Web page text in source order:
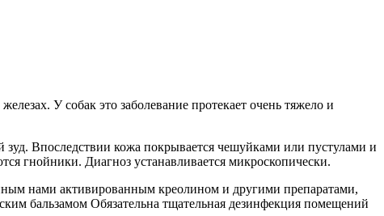
У собак это заболевание протекает очень тяжело и
Впоследствии кожа покрывается чешуйками или пустулами и
гнойники. Диагноз устанавливается микроскопически.
нами активированным креолином и другими препаратами,
бальзамом Обязательна тщательная дезинфекция помещений